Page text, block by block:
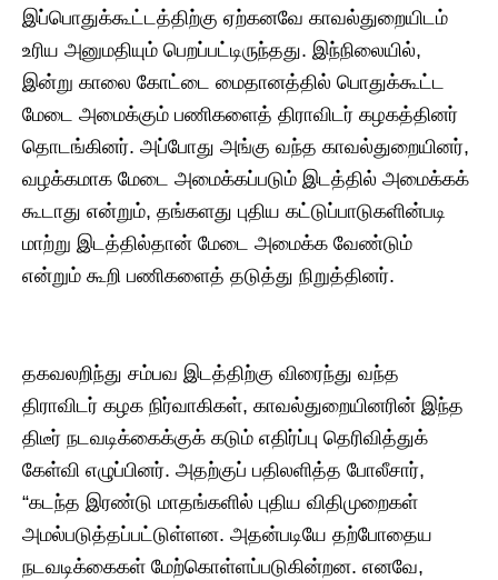
​இப்பொதுக்கூட்டத்திற்கு ஏற்கனவே காவல்துறையிடம்
உரிய அனுமதியும் பெறப்பட்டிருந்தது. இந்நிலையில்,
இன்று காலை கோட்டை மைதானத்தில் பொதுக்கூட்ட
மேடை அமைக்கும் பணிகளைத் திராவிடர் கழகத்தினர்
தொடங்கினர். அப்போது அங்கு வந்த காவல்துறையினர்,
வழக்கமாக மேடை அமைக்கப்படும் இடத்தில் அமைக்கக்
கூடாது என்றும், தங்களது புதிய கட்டுப்பாடுகளின்படி
மாற்று இடத்தில்தான் மேடை அமைக்க வேண்டும்
என்றும் கூறி பணிகளைத் தடுத்து நிறுத்தினர்.
தகவலறிந்து சம்பவ இடத்திற்கு விரைந்து வந்த
திராவிடர் கழக நிர்வாகிகள், காவல்துறையினரின் இந்த
திடீர் நடவடிக்கைக்குக் கடும் எதிர்ப்பு தெரிவித்துக்
கேள்வி எழுப்பினர். அதற்குப் பதிலளித்த போலீசார்,
“கடந்த இரண்டு மாதங்களில் புதிய விதிமுறைகள்
அமல்படுத்தப்பட்டுள்ளன. அதன்படியே தற்போதைய
நடவடிக்கைகள் மேற்கொள்ளப்படுகின்றன. எனவே,